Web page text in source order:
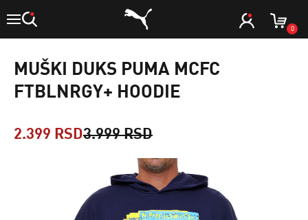
0
MUŠKI DUKS PUMA MCFC
FTBLNRGY+ HOODIE
2.399 RSD3.999 RSD